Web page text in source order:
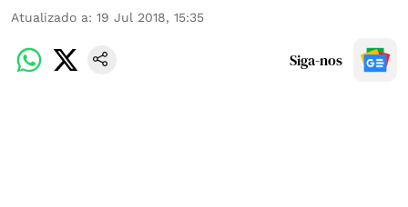
Atualizado a: 19 Jul 2018, 15:35
Siga-nos